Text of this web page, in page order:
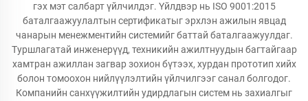
гэх мэт салбарт үйлчилдэг. Үйлдвэр нь ISO 9001:2015
баталгаажуулалтын сертификатыг эрхлэн ажилын явцад
чанарын менежментийн системийг баттай баталгаажуулдаг.
Туршлагатай инженерүүд, техникийн ажилтнуудын багтайгаар
хамтран ажиллан загвар зохион бүтээх, хурдан прототип хийх
болон томоохон нийлүүлэлтийн үйлчилгээг санал болгодог.
Компанийн санхүүжилтийн удирдлагын систем нь захиалгыг